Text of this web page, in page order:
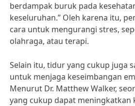
berdampak buruk pada
keseluruhan.” Oleh karena itu,
cara untuk mengurangi stres,
olahraga, atau terapi.
Selain itu, tidur yang cukup juga
untuk menjaga keseimbangan
Menurut Dr. Matthew Walker,
yang cukup dapat meningkatkan